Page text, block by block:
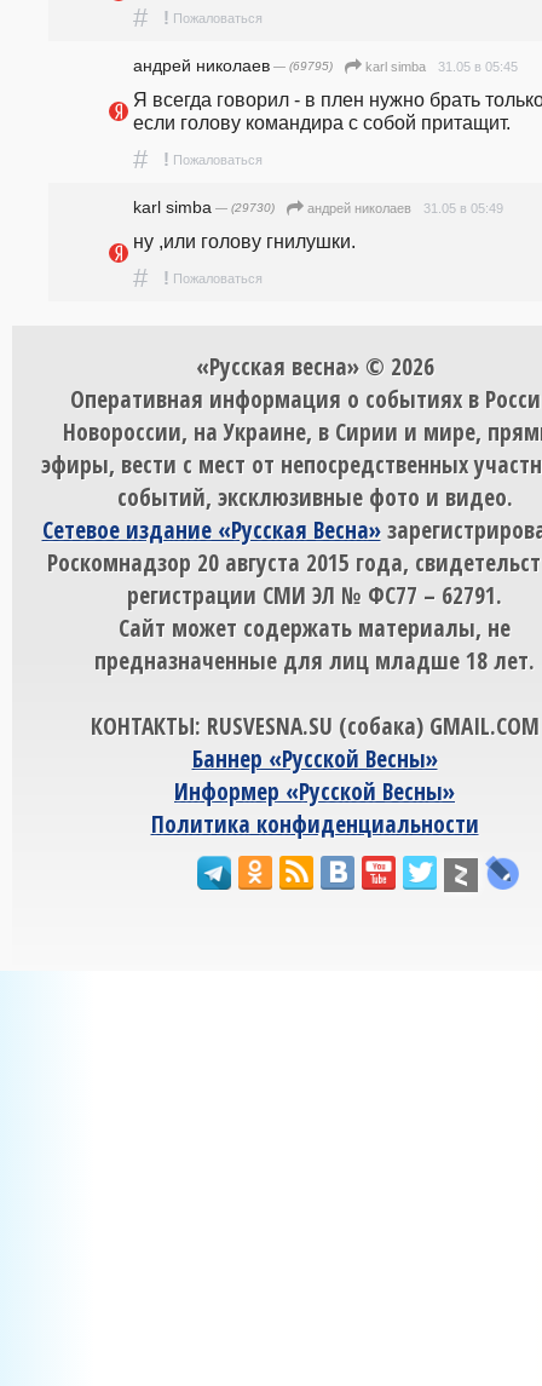
# ! Пожаловаться
андpeй николаев — (69795) karl simba 31.05 в 05:45
Я всегда говорил - в плен нужно брать
если голову командира с собой притащит.
# ! Пожаловаться
karl simba — (29730) андpeй николаев 31.05 в 05:49
ну ,или голову гнилушки.
# ! Пожаловаться
«Русская весна» © 2026
Оперативная информация о событиях в
Новороссии, на Украине, в Сирии и мире,
эфиры, вести с мест от непосредственных
событий, эксклюзивные фото и видео.
Сетевое издание «Русская Весна»
Роскомнадзор 20 августа 2015 года,
регистрации СМИ ЭЛ № ФС77 – 62791.
Сайт может содержать материалы, не
предназначенные для лиц младше 18 лет.
КОНТАКТЫ: RUSVESNA.SU (собака) GMAIL.COM
Баннер «Русской Весны»
Информер «Русской Весны»
Политика конфиденциальности